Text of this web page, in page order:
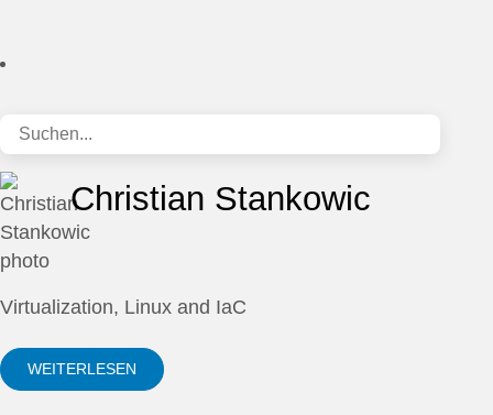
Christian Stankowic
Virtualization, Linux and IaC
WEITERLESEN